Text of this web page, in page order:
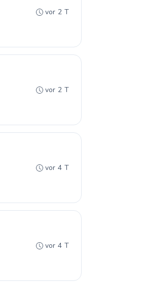
vor 2 T
vor 2 T
vor 4 T
vor 4 T